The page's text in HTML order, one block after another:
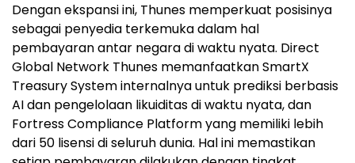
Dengan ekspansi ini, Thunes memperkuat posisinya
sebagai penyedia terkemuka dalam hal
pembayaran antar negara di waktu nyata. Direct
Global Network Thunes memanfaatkan SmartX
Treasury System internalnya untuk prediksi berbasis
AI dan pengelolaan likuiditas di waktu nyata, dan
Fortress Compliance Platform yang memiliki lebih
dari 50 lisensi di seluruh dunia. Hal ini memastikan